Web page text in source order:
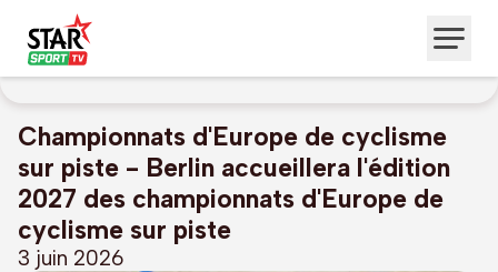
Championnats d'Europe de cyclisme
sur piste - Berlin accueillera l'édition
2027 des championnats d'Europe de
cyclisme sur piste
3 juin 2026